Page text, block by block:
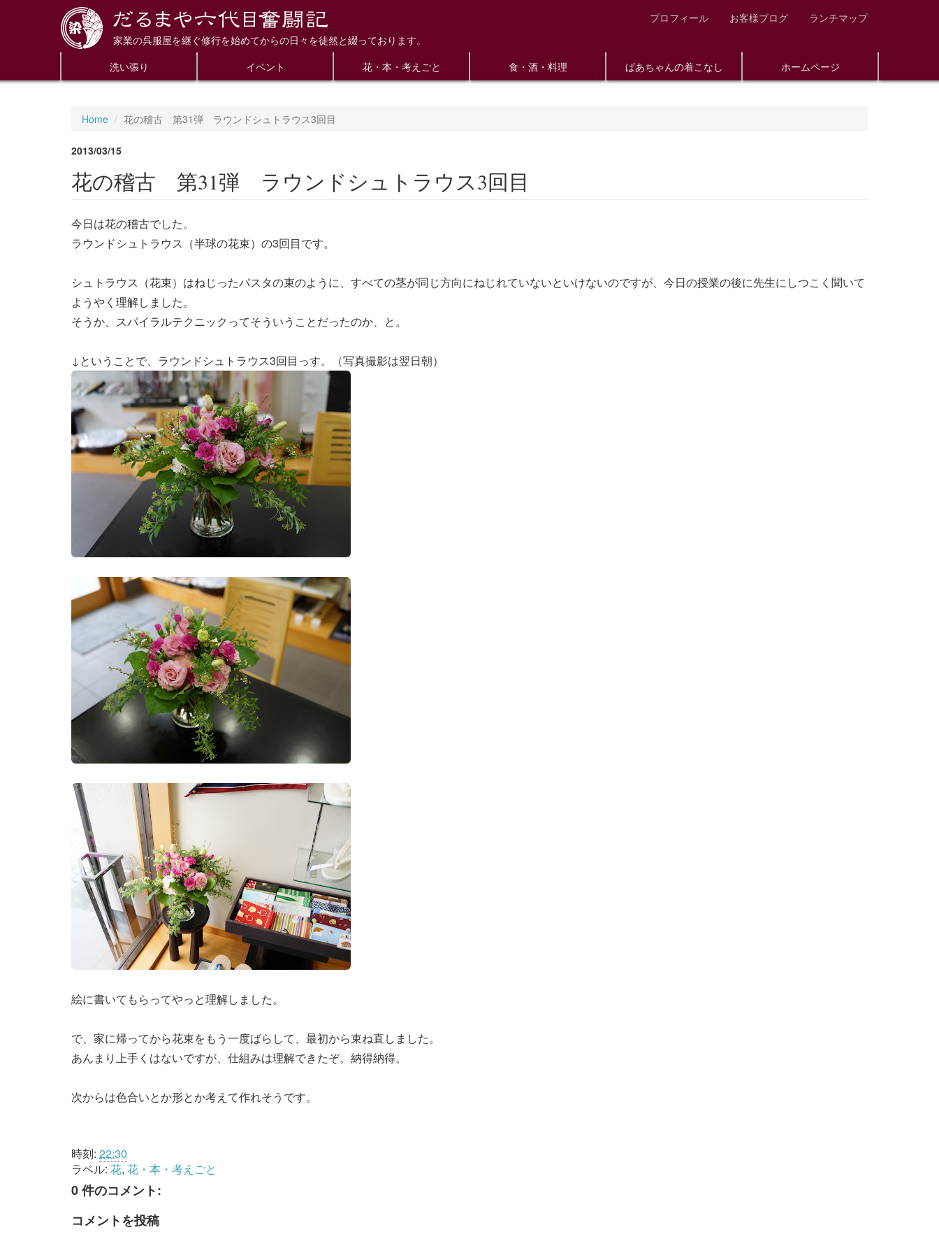
家業の呉服屋を継ぐ修行を始めてからの日々を徒然と綴っております。
プロフィール お客様ブログ ランチマップ
洗い張り イベント 花・本・考えごと 食・酒・料理 ばあちゃんの着こなし ホームページ
Home 花の稽古 第31弾 ラウンドシュトラウス3回目
2013/03/15
花の稽古 第31弾 ラウンドシュトラウス3回目
今日は花の稽古でした。
ラウンドシュトラウス（半球の花束）の3回目です。
シュトラウス（花束）はねじったパスタの束のように、すべての茎が同じ方向にねじれていないといけないのですが、今日の授業の後に先生にしつこく聞いて
ようやく理解しました。
そうか、スパイラルテクニックってそういうことだったのか、と。
↓ということで、ラウンドシュトラウス3回目っす。（写真撮影は翌日朝）
絵に書いてもらってやっと理解しました。
で、家に帰ってから花束をもう一度ばらして、最初から束ね直しました。
あんまり上手くはないですが、仕組みは理解できたぞ。納得納得。
次からは色合いとか形とか考えて作れそうです。
時刻: 22:30
ラベル: 花, 花・本・考えごと
0 件のコメント:
コメントを投稿